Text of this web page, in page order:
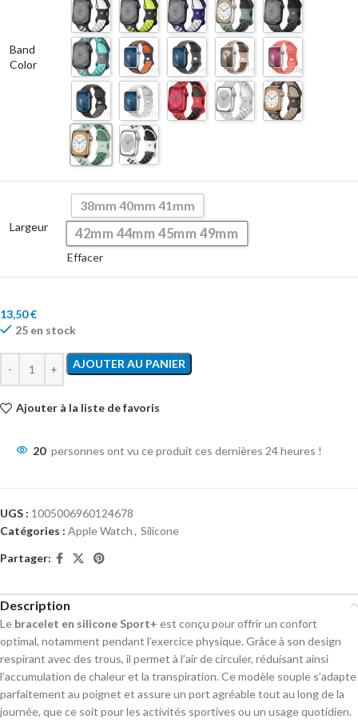
Band
Color
Largeur
38mm 40mm 41mm
42mm 44mm 45mm 49mm
Effacer
13,50€
25 en stock
AJOUTER AU PANIER
Ajouter à la liste de favoris
20 personnes ont vu ce produit ces dernières 24 heures !
UGS : 1005006960124678
Catégories : Apple Watch, Silicone
Partager:
Description
Le bracelet en silicone Sport+ est conçu pour offrir un confort
optimal, notamment pendant l’exercice physique. Grâce à son design
respirant avec des trous, il permet à l’air de circuler, réduisant ainsi
l’accumulation de chaleur et la transpiration. Ce modèle souple s’adapte
parfaitement au poignet et assure un port agréable tout au long de la
journée, que ce soit pour les activités sportives ou un usage quotidien.